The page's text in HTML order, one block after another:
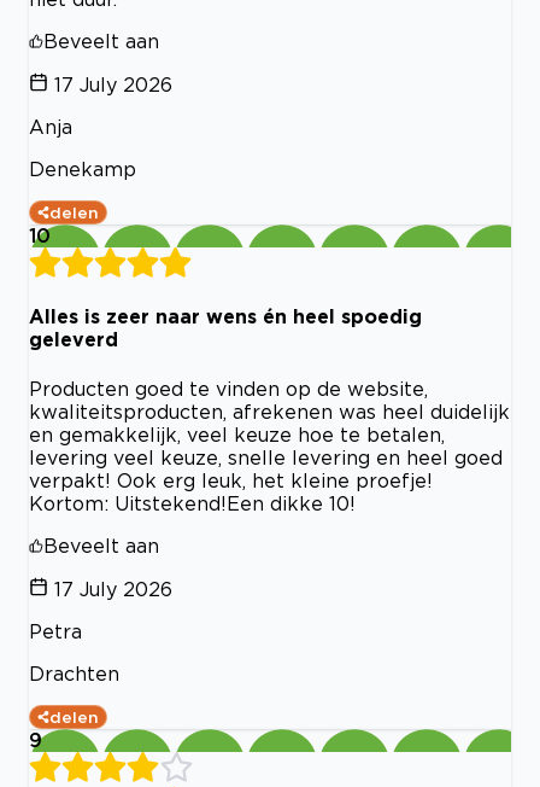
Beveelt aan
17 July 2026
Anja
Denekamp
delen
10
Alles is zeer naar wens én heel spoedig
geleverd
Producten goed te vinden op de website,
kwaliteitsproducten, afrekenen was heel duidelijk
en gemakkelijk, veel keuze hoe te betalen,
levering veel keuze, snelle levering en heel goed
verpakt! Ook erg leuk, het kleine proefje!
Kortom: Uitstekend!Een dikke 10!
Beveelt aan
17 July 2026
Petra
Drachten
delen
9